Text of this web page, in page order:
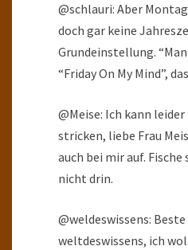
@schlauri: Aber
doch gar keine
Grundeinstellung.
“Friday On My Mind”,
@Meise: Ich kann
stricken, liebe Frau
auch bei mir auf. Fische
nicht drin.
@weldeswissens: Beste
weltdeswissens, ich